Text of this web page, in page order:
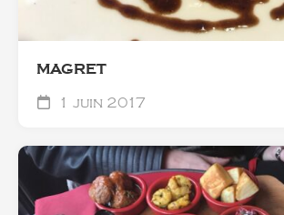
MAGRET
1 juin 2017